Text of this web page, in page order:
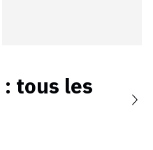
: tous les